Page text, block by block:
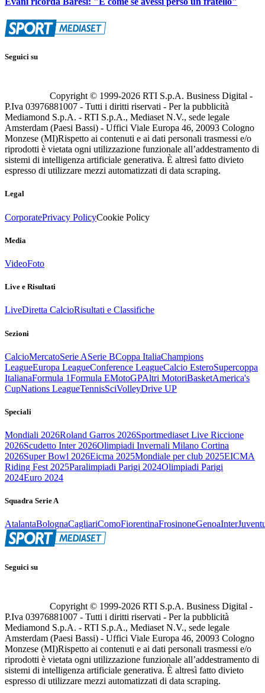
Seguici su
Copyright © 1999-2026 RTI S.p.A. Business Digital -
P.Iva 03976881007 - Tutti i diritti riservati - Per la pubblicità
Mediamond S.p.A. - RTI S.p.A., Mediaset N.V., sede legale
Amsterdam (Paesi Bassi) - Uffici Viale Europa 46, 20093 Cologno
Monzese (MI)Rispetto ai contenuti e ai dati personali trasmessi e/o
riprodotti è vietata ogni utilizzazione funzionale all’addestramento di
sistemi di intelligenza artificiale generativa. È altresì fatto divieto
espresso di utilizzare mezzi automatizzati di data scraping.
Legal
CorporatePrivacy PolicyCookie Policy
Media
VideoFoto
Live e Risultati
LiveDiretta CalcioRisultati e Classifiche
Sezioni
CalcioMercatoSerie ASerie BCoppa ItaliaChampions
LeagueEuropa LeagueConference LeagueCalcio EsteroSupercoppa
ItalianaFormula 1Formula EMotoGPAltri MotoriBasketAmerica's
CupNations LeagueTennisSciVolleyDrive UP
Speciali
Mondiali 2026Roland Garros 2026Sportmediaset Live Riccione
2026Scudetto Inter 2026Olimpiadi Invernali Milano Cortina
2026Super Bowl 2026Eicma 2025Mondiale per club 2025EICMA
Riding Fest 2025Paralimpiadi Parigi 2024Olimpiadi Parigi
2024Euro 2024
Squadra Serie A
AtalantaBolognaCagliariComoFiorentinaFrosinoneGenoaInter
Seguici su
Copyright © 1999-2026 RTI S.p.A. Business Digital -
P.Iva 03976881007 - Tutti i diritti riservati - Per la pubblicità
Mediamond S.p.A. - RTI S.p.A., Mediaset N.V., sede legale
Amsterdam (Paesi Bassi) - Uffici Viale Europa 46, 20093 Cologno
Monzese (MI)Rispetto ai contenuti e ai dati personali trasmessi e/o
riprodotti è vietata ogni utilizzazione funzionale all’addestramento di
sistemi di intelligenza artificiale generativa. È altresì fatto divieto
espresso di utilizzare mezzi automatizzati di data scraping.